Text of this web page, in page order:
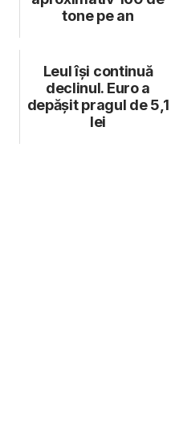
tone pe an
Leul își continuă
declinul. Euro a
depășit pragul de 5,1
lei